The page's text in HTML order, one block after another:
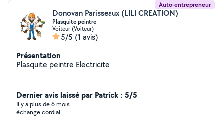
Auto-entrepreneur
Donovan Parisseaux (LILI CREATION)
Plasquite peintre
Voiteur (Voiteur)
5/5 (1 avis)
Présentation
Plasquite peintre Electricite
Dernier avis laissé par Patrick : 5/5
Il y a plus de 6 mois
échange cordial